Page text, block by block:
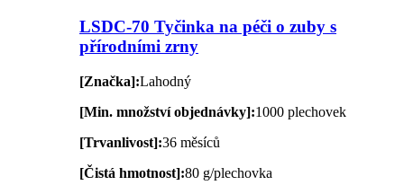
LSDC-70 Tyčinka na péči o zuby s
přírodními zrny
[Značka]:Lahodný
[Min. množství objednávky]:1000 plechovek
[Trvanlivost]:36 měsíců
[Čistá hmotnost]:80 g/plechovka